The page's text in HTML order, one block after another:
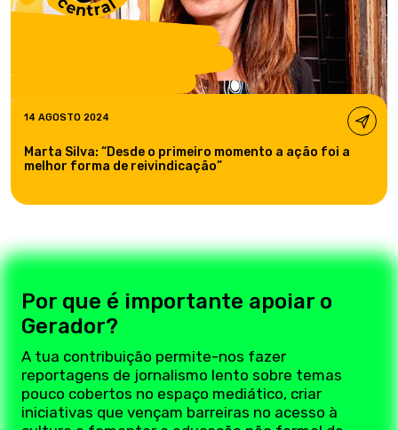
14 AGOSTO 2024
Marta Silva: “Desde o primeiro momento a ação foi a
melhor forma de reivindicação”
Por que é importante apoiar o
Gerador?
A tua contribuição permite-nos fazer
reportagens de jornalismo lento sobre temas
pouco cobertos no espaço mediático, criar
iniciativas que vençam barreiras no acesso à